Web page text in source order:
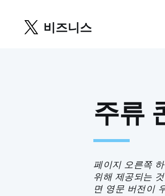
비즈니스
주류
페이지 오른쪽
위해 제공되는
면 영문 버전이